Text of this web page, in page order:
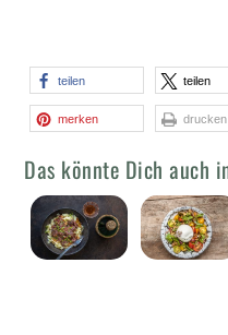
teilen teilen
merken drucken
Das könnte Dich auch